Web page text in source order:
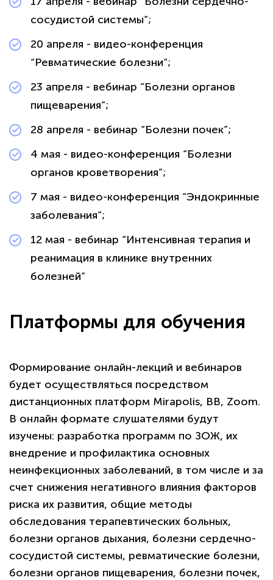
политикой
конфиденциальности сайта
сосудистой системы”;
20 апреля - видео-конференция
“Ревматические болезни“;
23 апреля - вебинар “Болезни органов
пищеварения”;
28 апреля - вебинар “Болезни почек”;
4 мая - видео-конференция “Болезни
органов кроветворения”;
7 мая - видео-конференция “Эндокринные
заболевания”;
12 мая - вебинар “Интенсивная терапия и
реанимация в клинике внутренних
болезней”
Платформы для обучения
Формирование онлайн-лекций и вебинаров
будет осуществляться посредством
дистанционных платформ Mirapolis, ВВ, Zoom.
В онлайн формате слушателями будут
изучены: разработка программ по ЗОЖ, их
внедрение и профилактика основных
неинфекционных заболеваний, в том числе и за
счет снижения негативного влияния факторов
риска их развития, общие методы
обследования терапевтических больных,
болезни органов дыхания, болезни сердечно-
сосудистой системы, ревматические болезни,
болезни органов пищеварения, болезни почек,